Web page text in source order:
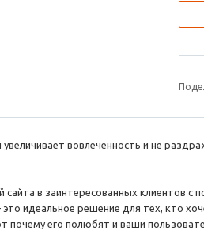
вовлеченность и не
сайта в заинтересованных клиентов с
идеальное решение для тех, кто
почему его полюбят и ваши